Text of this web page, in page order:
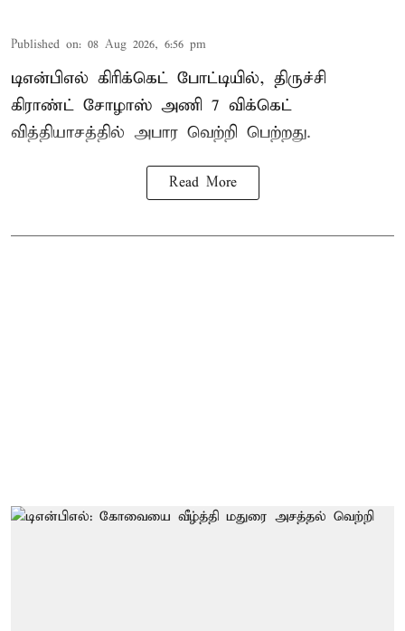
Published on: 08 Aug 2026, 6:56 pm
டிஎன்பிஎல் கிரிக்கெட் போட்டியில், திருச்சி
கிராண்ட் சோழாஸ் அணி 7 விக்கெட்
வித்தியாசத்தில் அபார வெற்றி பெற்றது.
Read More